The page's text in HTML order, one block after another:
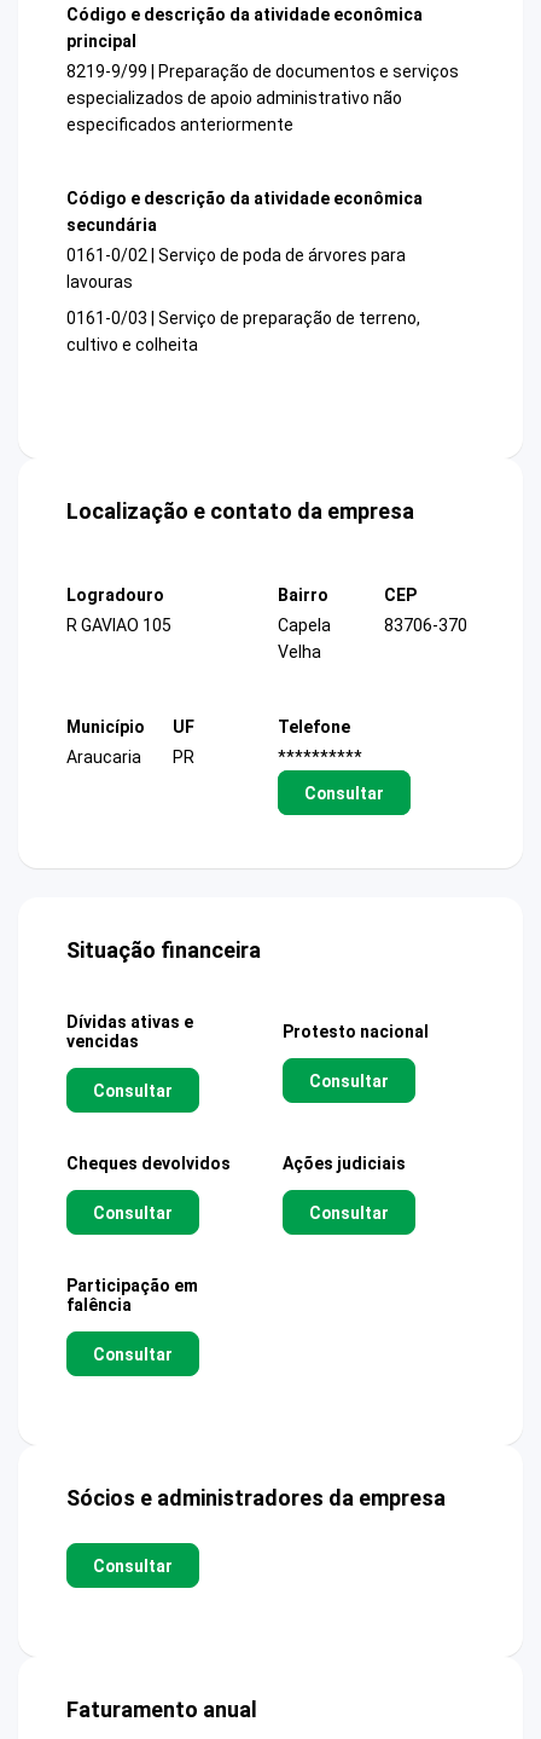
Código e descrição da atividade econômica
principal
8219-9/99 | Preparação de documentos e serviços
especializados de apoio administrativo não
especificados anteriormente
Código e descrição da atividade econômica
secundária
0161-0/02 | Serviço de poda de árvores para
lavouras
0161-0/03 | Serviço de preparação de terreno,
cultivo e colheita
Localização e contato da empresa
Logradouro
R GAVIAO 105
Bairro
Capela
Velha
CEP
83706-370
Município
Araucaria
UF
PR
Telefone
**********
Consultar
Situação financeira
Dívidas ativas e
vencidas
Consultar
Protesto nacional
Consultar
Cheques devolvidos
Consultar
Ações judiciais
Consultar
Participação em
falência
Consultar
Sócios e administradores da empresa
Consultar
Faturamento anual